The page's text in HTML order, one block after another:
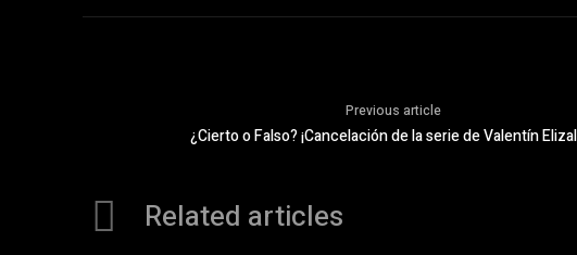
Previous article
¿Cierto o Falso? ¡Cancelación de la serie de Valentín
Related articles